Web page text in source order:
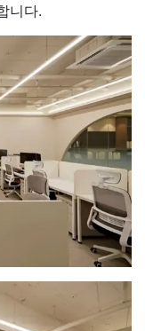
니다.